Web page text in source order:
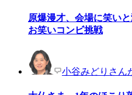
原爆漫才、会場に笑い
お笑いコンビ挑戦
小谷みどりさん